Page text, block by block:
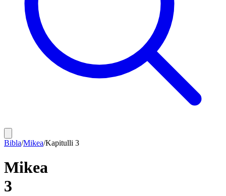
Bibla/Mikea/Kapitulli 3
Mikea
3